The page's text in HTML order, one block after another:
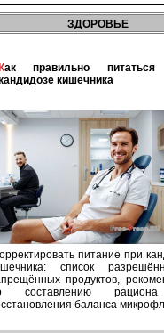
ЗДОРОВЬЕ
Как правильно питаться при
кишечника
питание при
список
продуктов,
составлению
баланса